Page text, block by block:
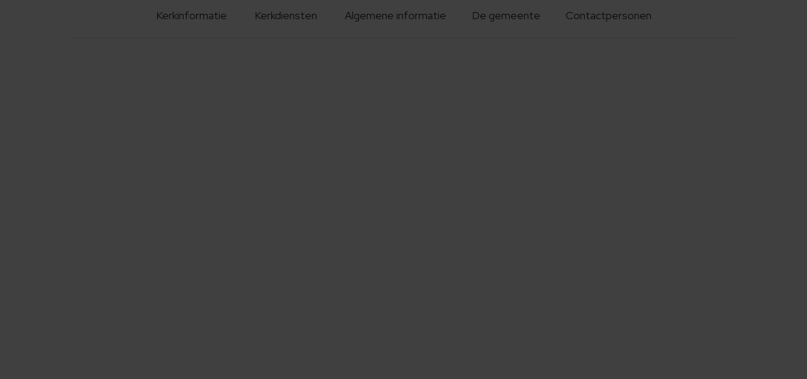
Kerkinformatie Kerkdiensten Algemene informatie De gemeente Contactpersonen